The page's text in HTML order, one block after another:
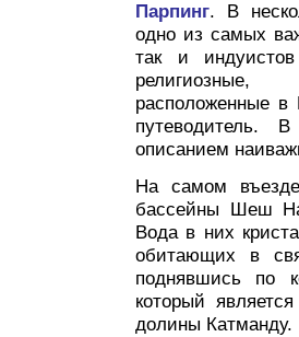
Парпинг. В
одно из самых
так и
религиозные,
расположенные в
путеводитель.
описанием
На самом
бассейны Шеш
Вода в них
обитающих в
поднявшись по
который
долины Катманду.